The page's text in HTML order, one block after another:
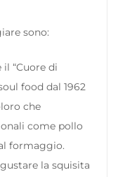
sono:
“Cuore di
food dal 1962
che
come pollo
formaggio.
la squisita